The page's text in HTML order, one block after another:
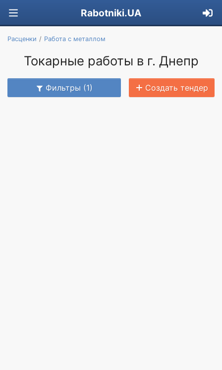
Rabotniki.UA
Расценки Работа с металлом
Токарные работы в г. Днепр
Фильтры (1) Создать тендер